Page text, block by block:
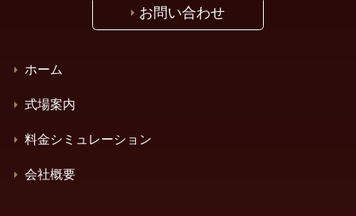
お問い合わせ
ホーム
式場案内
料金シミュレーション
会社概要